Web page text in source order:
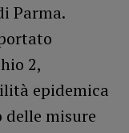
Parma.
2,
epidemica
delle misure